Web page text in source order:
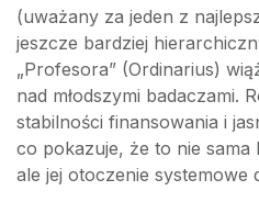
(uważany za jeden z
jeszcze bardziej
„Profesora” (Ordinarius)
nad młodszymi badaczami.
stabilności finansowania i
co pokazuje, że to nie
ale jej otoczenie systemowe